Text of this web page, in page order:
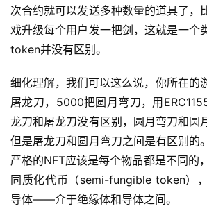
信
开
发
小
程
序
开
发
网
站
次合约就可以发送多种数量的道具了，
戏升级每个用户发一把剑，这就是一个
token并没有区别。
细化理解，我们可以这么说，你所在的
屠龙刀，5000把圆月弯刀，用
龙刀和屠龙刀没有区别，圆月弯刀和圆
但是屠龙刀和圆月弯刀之间是有区别的
严格的NFT应该是每个物品都是不同的
同质化代币（semi-fungible token）
导体——介于绝缘体和导体之间。